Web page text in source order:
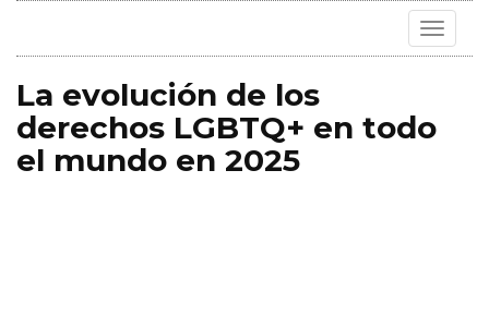
Toggle
La evolución de los
derechos LGBTQ+ en todo
el mundo en 2025